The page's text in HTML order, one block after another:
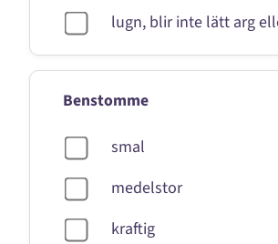
lugn, blir inte lätt arg
Benstomme
smal
medelstor
kraftig